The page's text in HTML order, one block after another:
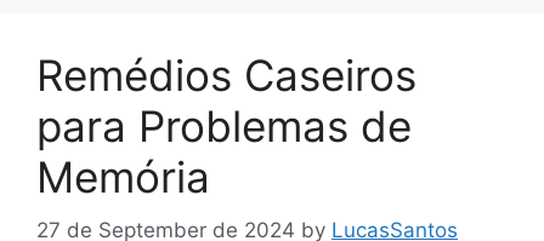
Remédios Caseiros
para Problemas de
Memória
27 de September de 2024 by LucasSantos